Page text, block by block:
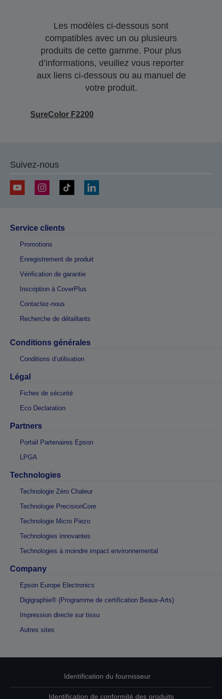
Les modèles ci-dessous sont
compatibles avec un ou plusieurs
produits de cette gamme. Pour plus
d’informations, veuillez vous reporter
aux liens ci-dessous ou au manuel de
votre produit.
SureColor F2200
Suivez-nous
Service clients
Promotions
Enregistrement de produit
Vérification de garantie
Inscription à CoverPlus
Contactez-nous
Recherche de détaillants
Conditions générales
Conditions d’utilisation
Légal
Fiches de sécurité
Eco Declaration
Partners
Portail Partenaires Epson
LPGA
Technologies
Technologie Zéro Chaleur
Technologie PrecisionCore
Technologie Micro Piezo
Technologies innovantes
Technologies à moindre impact environnemental
Company
Epson Europe Electronics
Digigraphie® (Programme de certification Beaux-Arts)
Impression directe sur tissu
Autres sites
Identification du fournisseur
Identification de conformité des produits